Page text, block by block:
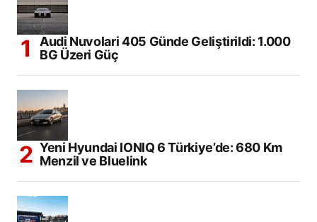
Audi Nuvolari 405 Günde Geliştirildi: 1.000
BG Üzeri Güç
Yeni Hyundai IONIQ 6 Türkiye’de: 680 Km
Menzil ve Bluelink